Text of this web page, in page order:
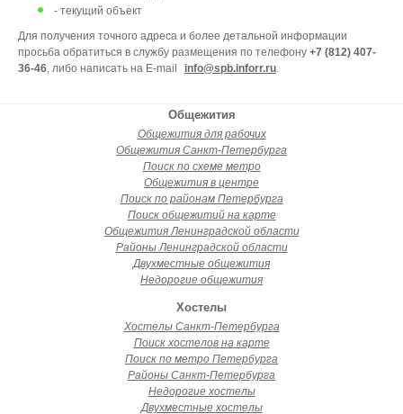
- текущий объект
Для получения точного адреса и более детальной информации
просьба обратиться в службу размещения по телефону +7 (812) 407-
36-46, либо написать на E-mail info@spb.inforr.ru.
Общежития
Общежития для рабочих
Общежития Санкт-Петербурга
Поиск по схеме метро
Общежития в центре
Поиск по районам Петербурга
Поиск общежитий на карте
Общежития Ленинградской области
Районы Ленинградской области
Двухместные общежития
Недорогие общежития
Хостелы
Хостелы Санкт-Петербурга
Поиск хостелов на карте
Поиск по метро Петербурга
Районы Санкт-Петербурга
Недорогие хостелы
Двухместные хостелы